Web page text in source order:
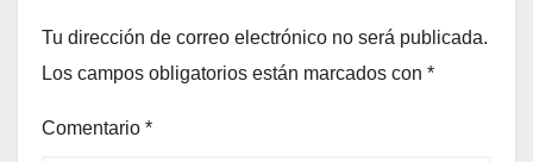
Tu dirección de correo electrónico no será publicada.
Los campos obligatorios están marcados con *
Comentario *